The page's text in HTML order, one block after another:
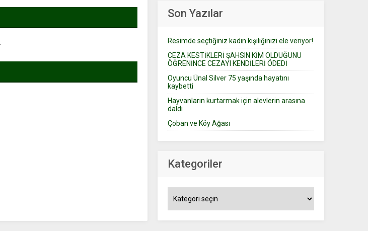
Son Yazılar
Resimde seçtiğiniz kadın kişiliğinizi ele veriyor!
CEZA KESTİKLERİ ŞAHSIN KİM OLDUĞUNU
ÖĞRENİNCE CEZAYI KENDİLERİ ÖDEDİ
Oyuncu Ünal Silver 75 yaşında hayatını
kaybetti
Hayvanların kurtarmak için alevlerin arasına
daldı
Çoban ve Köy Ağası
Kategoriler